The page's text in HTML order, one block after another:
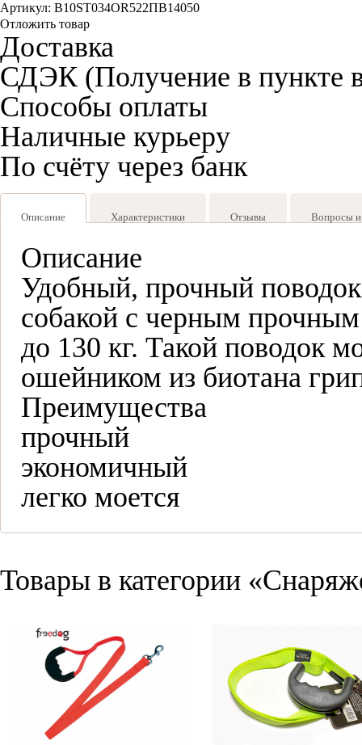
Артикул: B10ST034OR522ПВ14050
Отложить товар
Доставка
СДЭК (Получение в пункте
Способы оплаты
Наличные курьеру
По счёту через банк
Описание Характеристики Отзывы Вопросы и
Описание
Удобный, прочный
собакой с черным
до 130 кг. Такой поводок
ошейником из биотана
Преимущества
прочный
экономичный
легко моется
Товары в категории